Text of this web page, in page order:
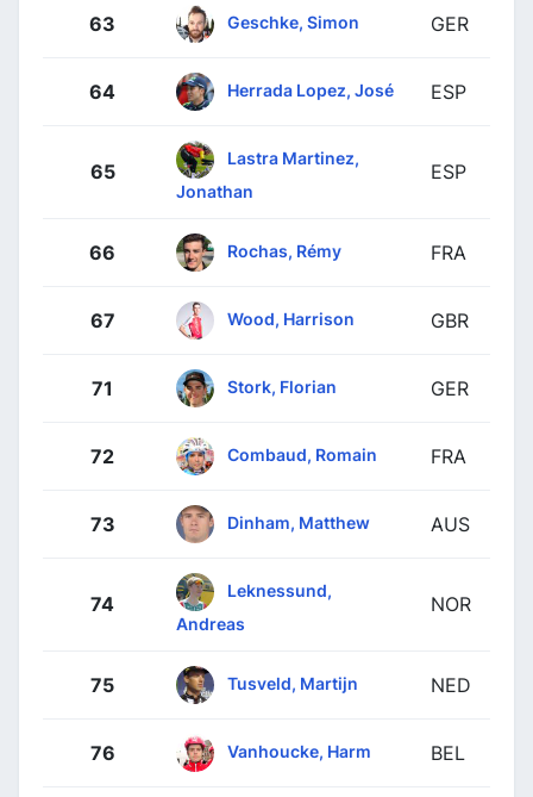
63 Geschke, Simon GER
64 Herrada Lopez, José ESP
65
Lastra Martinez,
Jonathan
ESP
66 Rochas, Rémy FRA
67 Wood, Harrison GBR
71 Stork, Florian GER
72 Combaud, Romain FRA
73 Dinham, Matthew AUS
74
Leknessund,
Andreas
NOR
75 Tusveld, Martijn NED
76 Vanhoucke, Harm BEL